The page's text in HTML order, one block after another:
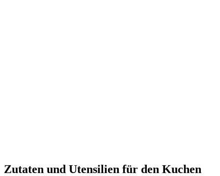
Zutaten und Utensilien für den Kuchen